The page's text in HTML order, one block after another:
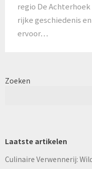
regio De
rijke geschiedenis
ervoor…
Zoeken
Laatste artikelen
Culinaire Verwennerij: